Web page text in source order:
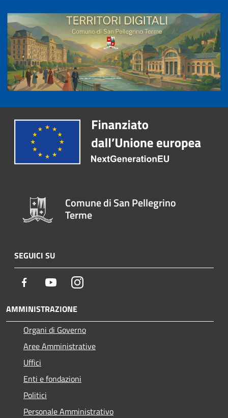
Comune di San Pellegrino
Terme
SEGUICI SU
Facebook YoutubeInstagram
AMMINISTRAZIONE
Organi di Governo
Aree Amministrative
Uffici
Enti e fondazioni
Politici
Personale Amministrativo